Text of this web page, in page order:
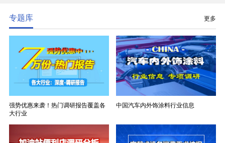
专题库 更多
强势优惠来袭！热门调研报告覆盖各
大行业
中国汽车内外饰涂料行业信息